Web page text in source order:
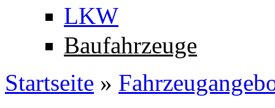
LKW
Baufahrzeuge
Sie sind hier
Startseite »